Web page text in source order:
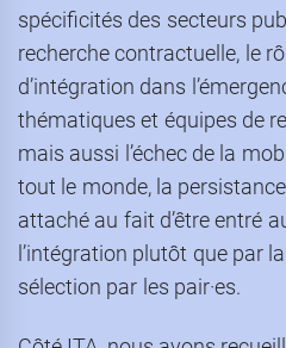
spécificités des secteurs
recherche contractuelle, le
d’intégration dans
thématiques et équipes de
mais aussi l’échec de la
tout le monde, la
attaché au fait d’être entré
l’intégration plutôt que par
sélection par les pair·es.